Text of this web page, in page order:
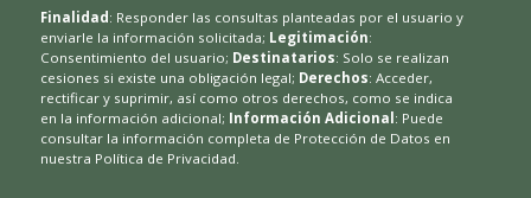
Finalidad: Responder las consultas planteadas por el usuario y
enviarle la información solicitada; Legitimación:
Consentimiento del usuario; Destinatarios: Solo se realizan
cesiones si existe una obligación legal; Derechos: Acceder,
rectificar y suprimir, así como otros derechos, como se indica
en la información adicional; Información Adicional: Puede
consultar la información completa de Protección de Datos en
nuestra Política de Privacidad